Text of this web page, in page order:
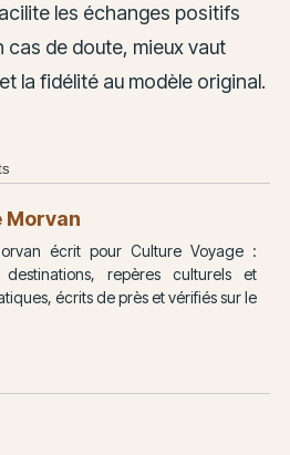
les échanges positifs
cas de doute, mieux vaut
la fidélité au modèle original.
Morvan
écrit pour Culture Voyage :
repères culturels et
écrits de près et vérifiés sur le